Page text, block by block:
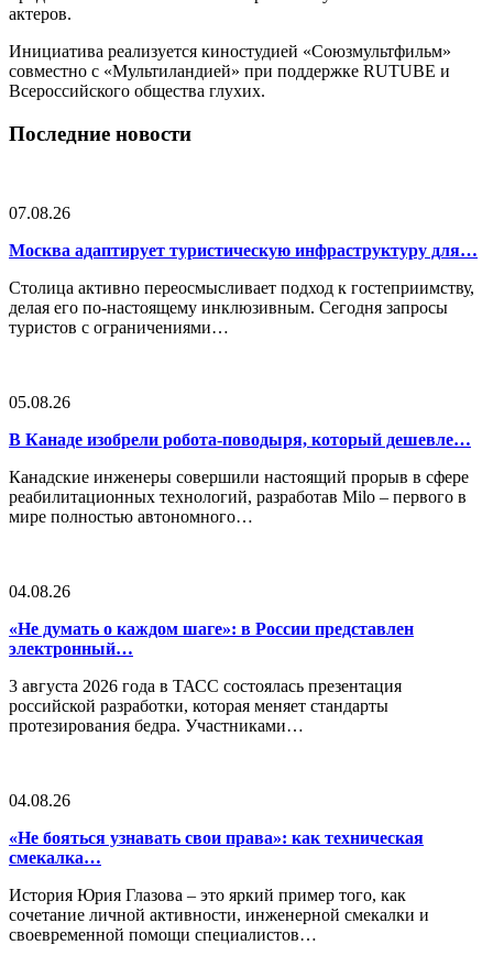
актеров.
Инициатива реализуется киностудией «Союзмультфильм»
совместно с «Мультиландией» при поддержке RUTUBE и
Всероссийского общества глухих.
Последние новости
07.08.26
Москва адаптирует туристическую инфраструктуру для…
Столица активно переосмысливает подход к гостеприимству,
делая его по-настоящему инклюзивным. Сегодня запросы
туристов с ограничениями…
05.08.26
В Канаде изобрели робота-поводыря, который дешевле…
Канадские инженеры совершили настоящий прорыв в сфере
реабилитационных технологий, разработав Milo – первого в
мире полностью автономного…
04.08.26
«Не думать о каждом шаге»: в России представлен
электронный…
3 августа 2026 года в ТАСС состоялась презентация
российской разработки, которая меняет стандарты
протезирования бедра. Участниками…
04.08.26
«Не бояться узнавать свои права»: как техническая
смекалка…
История Юрия Глазова – это яркий пример того, как
сочетание личной активности, инженерной смекалки и
своевременной помощи специалистов…